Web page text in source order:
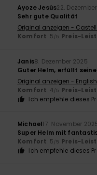
Ayoze Jesús22.
Sehr gute Qualität
Original anzeigen -
Komfort: 5/5 Preis-
Janis8. Dezember 2025
Guter Helm, erfüllt
Original anzeigen - English
Komfort: 4/5 Preis-
Ich empfehle dieses
Michael17. November
Super Helm mit
Komfort: 5/5 Preis-
Ich empfehle dieses